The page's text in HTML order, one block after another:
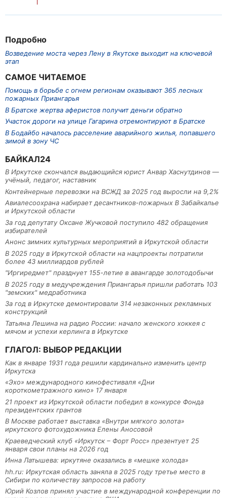
Подробно
Возведение моста через Лену в Якутске выходит на ключевой
этап
САМОЕ ЧИТАЕМОЕ
Помощь в борьбе с огнем регионам оказывают 365 лесных
пожарных Приангарья
В Братске жертва аферистов получит деньги обратно
Участок дороги на улице Гагарина отремонтируют в Братске
В Бодайбо началось расселение аварийного жилья, попавшего
зимой в зону ЧС
БАЙКАЛ24
В Иркутске скончался выдающийся юрист Анвар Хаснутдинов —
учёный, педагог, наставник
Контейнерные перевозки на ВСЖД за 2025 год выросли на 9,2%
Авиалесоохрана набирает десантников-пожарных В Забайкалье
и Иркутской области
За год депутату Оксане Жучковой поступило 482 обращения
избирателей
Анонс зимних культурных мероприятий в Иркутской области
В 2025 году в Иркутской области на нацпроекты потратили
более 43 миллиардов рублей
"Иргиредмет" празднует 155-летие в авангарде золотодобычи
В 2025 году в медучреждения Приангарья пришли работать 103
"земских" медработника
За год в Иркутске демонтировали 314 незаконных рекламных
конструкций
Татьяна Лешина на радио России: начало женского хоккея с
мячом и успехи керлинга в Иркутске
ГЛАГОЛ: ВЫБОР РЕДАКЦИИ
Как в январе 1931 года решили кардинально изменить центр
Иркутска
«Эхо» международного кинофестиваля «Дни
короткометражного кино» 17 января
21 проект из Иркутской области победил в конкурсе Фонда
президентских грантов
В Москве работает выставка «Внутри мягкого золота»
иркутского фотохудожника Елены Аносовой
Краеведческий клуб «Иркутск – Форт Росс» презентует 25
января свои планы на 2026 год
Инна Латышева: иркутяне оказались в «мешке холода»
hh.ru: Иркутская область заняла в 2025 году третье место в
Сибири по количеству запросов на работу
Юрий Козлов принял участие в международной конференции по